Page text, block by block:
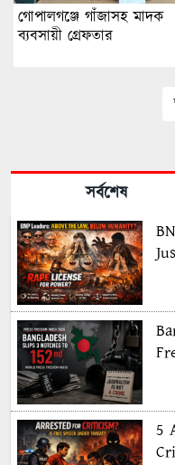
গোপালগঞ্জে গাঁজাসহ মাদক
ব্যবসায়ী গ্রেফতার
সর্বশেষ
5